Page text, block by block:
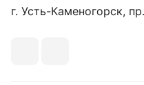
г. Усть-Каменогорск,